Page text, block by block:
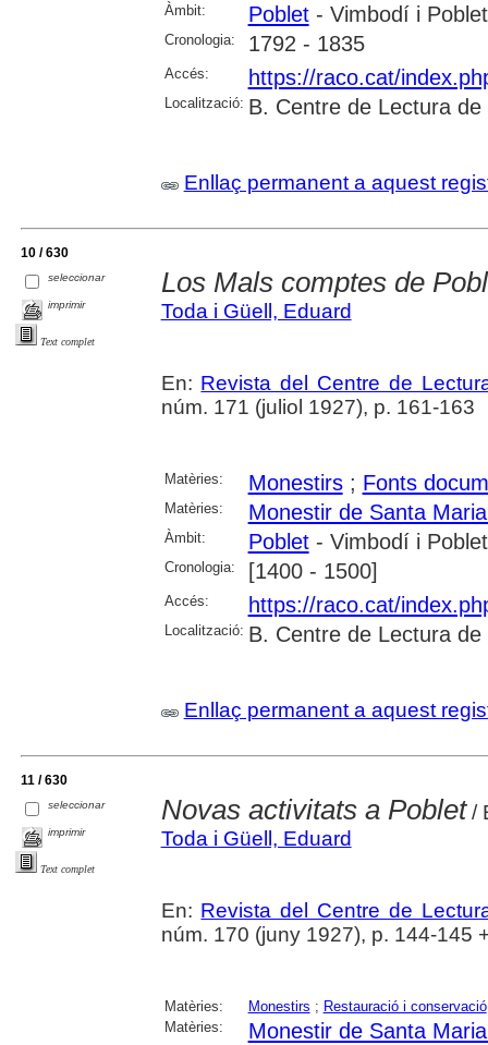
Àmbit: Poblet- Vimbodí i Poblet
Cronologia: 1792 - 1835
Accés: https://raco.cat/
Localització: B. Centre de Lectura de
Enllaç permanent a aquest
10 / 630
seleccionar
imprimir
Text complet
Los Mals comptes de
Toda i Güell, Eduard
En: Revista del Centre de
núm. 171 (juliol 1927), p. 161-163
Matèries: Monestirs; Fonts
Matèries: Monestir de Santa
Àmbit: Poblet- Vimbodí i Poblet
Cronologia: [1400 - 1500]
Accés: https://raco.cat/
Localització: B. Centre de Lectura de
Enllaç permanent a aquest
11 / 630
seleccionar
imprimir
Text complet
Novas activitats a Poblet/
Toda i Güell, Eduard
En: Revista del Centre de
núm. 170 (juny 1927), p. 144-145
Matèries: Monestirs ; Restauració i conservació
Matèries:
Monestir de Santa